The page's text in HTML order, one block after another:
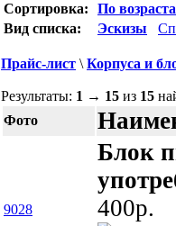
Сортировка:
По
Вид списка:
Эскизы
Прайс-лист \Корпуса и
Результаты: 1 → 15 из 15
Фото
9028
Блок
400p.